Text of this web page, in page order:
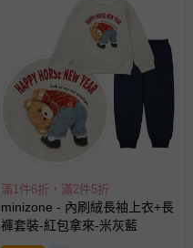
滿1件6折，滿2件5折
minizone - 內刷絨長袖上衣+長
褲套裝-紅包拿來-米灰藍